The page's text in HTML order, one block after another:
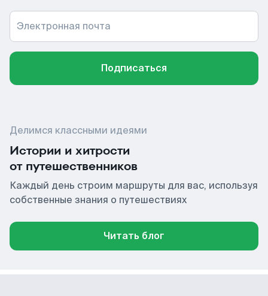
Электронная почта
Подписаться
Делимся классными идеями
Истории и хитрости
от путешественников
Каждый день строим маршруты для вас, используя
собственные знания о путешествиях
Читать блог